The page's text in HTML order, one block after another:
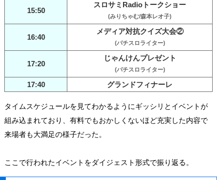
15:50
スロサミRadioトークショー
(みりちゃむ/森本レオ子)
16:40
メディア対抗クイズ大会②
(パチスロライター)
17:20
じゃんけんプレゼント
(パチスロライター)
17:40 グランドフィナーレ
タイムスケジュールを見てわかるようにギッシリとイベントが
組み込まれており、有料でもおかしくないほど充実した内容で
来場者も大満足の様子だった。
ここで行われたイベントをダイジェスト形式で振り返る。